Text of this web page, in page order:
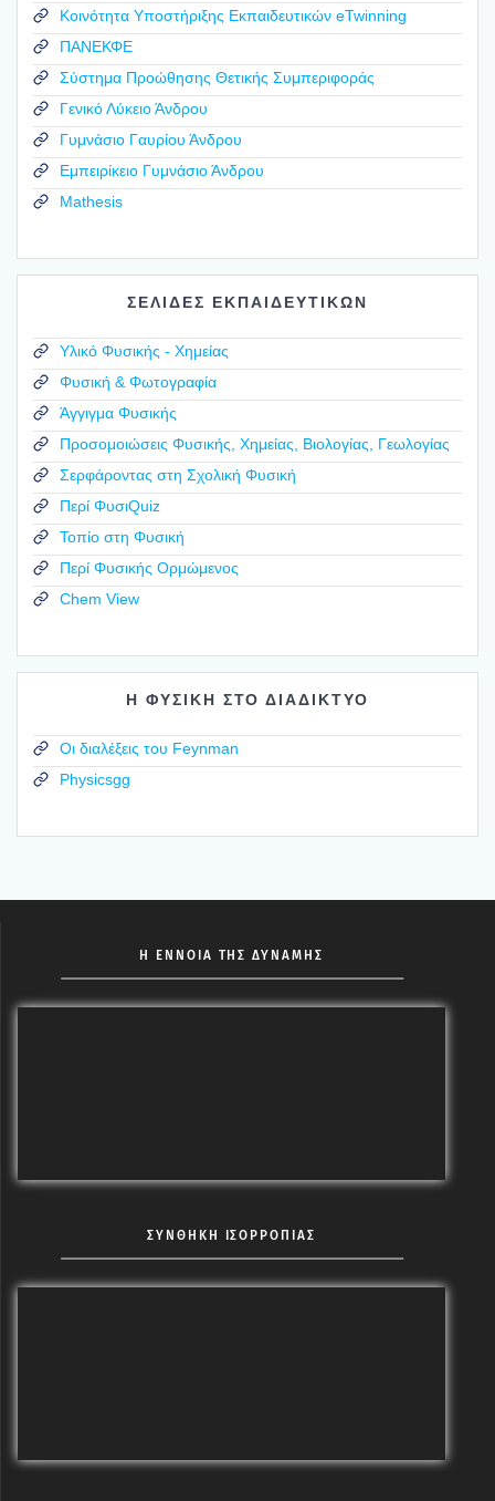
Κοινότητα Υποστήριξης Εκπαιδευτικών eTwinning
ΠΑΝΕΚΦΕ
Σύστημα Προώθησης Θετικής Συμπεριφοράς
Γενικό Λύκειο Άνδρου
Γυμνάσιο Γαυρίου Άνδρου
Εμπειρίκειο Γυμνάσιο Άνδρου
Mathesis
ΣΕΛΙΔΕΣ ΕΚΠΑΙΔΕΥΤΙΚΩΝ
Υλικό Φυσικής - Χημείας
Φυσική & Φωτογραφία
Άγγιγμα Φυσικής
Προσομοιώσεις Φυσικής, Χημείας, Βιολογίας, Γεωλογίας
Σερφάροντας στη Σχολική Φυσική
Περί ΦυσιQuiz
Τοπίο στη Φυσική
Περί Φυσικής Ορμώμενος
Chem View
Η ΦΥΣΙΚΗ ΣΤΟ ΔΙΑΔΙΚΤΥΟ
Οι διαλέξεις του Feynman
Physicsgg
Η ΕΝΝΟΙΑ ΤΗΣ ΔΥΝΑΜΗΣ
ΣΥΝΘΗΚΗ ΙΣΟΡΡΟΠΙΑΣ